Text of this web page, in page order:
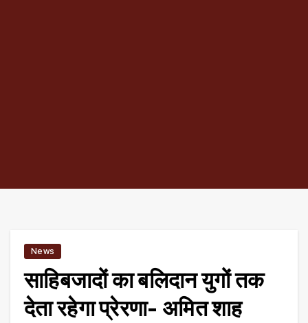
News
साहिबजादों का बलिदान युगों तक
देता रहेगा प्रेरणा- अमित शाह